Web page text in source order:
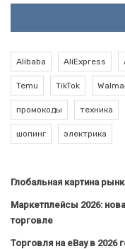
Alibaba AliExpress
Temu TikTok
промокоды техника
шопинг электрика
Глобальная картина
Маркетплейсы 2026:
торговле
Торговля на eBay в 2026